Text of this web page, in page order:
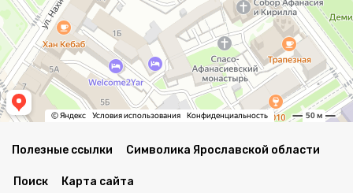
Полезные ссылки Символика Ярославской области
Поиск Карта сайта